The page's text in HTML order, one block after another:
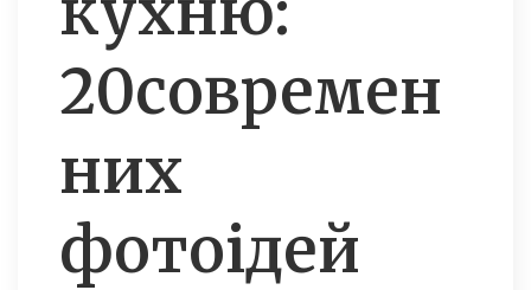
20современ
них
фотоідей